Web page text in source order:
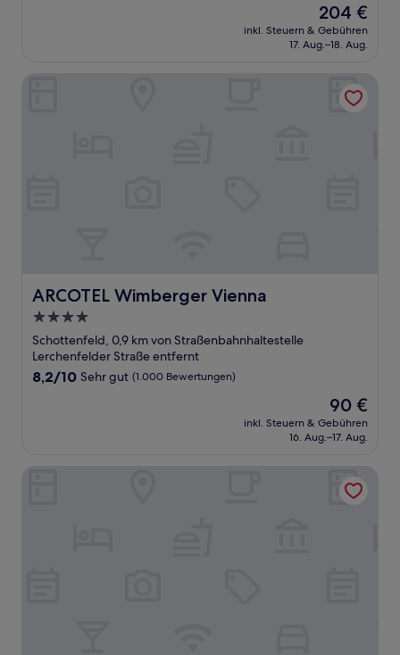
Der
Preis
beträgt
204 €
inkl. Steuern & Gebühren
17. Aug.–18. Aug.
ARCOTEL Wimberger Vienna
ARCOTEL Wimberger Vienna
4.0-
Sterne-
Unterkunft
Schottenfeld, 0,9 km von Straßenbahnhaltestelle
Lerchenfelder Straße entfernt
8.2
Bewertungen)
8,2/10 Sehr gut (1.000 Bewertungen)
Der
Preis
beträgt
90 €
inkl. Steuern & Gebühren
16. Aug.–17. Aug.